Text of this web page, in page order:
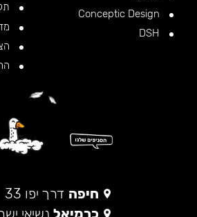
חיפה דרך יפו 33
כרמיאל נשיאי